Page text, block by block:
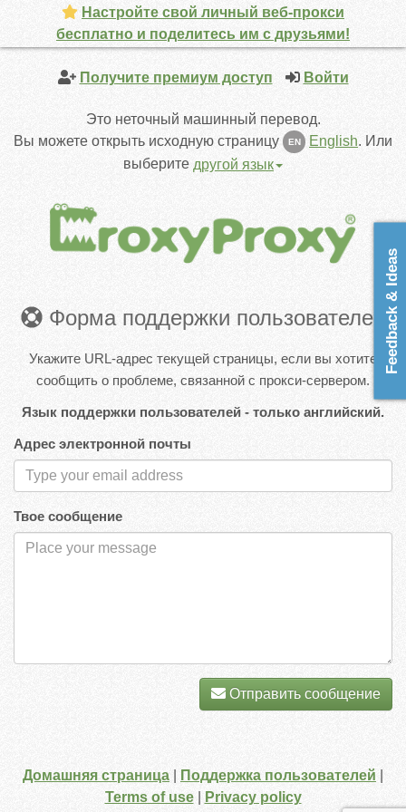
Получите премиум доступ Войти
Это неточный машинный перевод.
Вы можете открыть исходную страницу
EN English. Или
выберите другой язык
Форма поддержки пользователей
Укажите URL-адрес текущей страницы, если вы хотите
сообщить о проблеме, связанной с прокси-сервером.
Язык поддержки пользователей - только английский.
Адрес электронной почты
Твое сообщение
Отправить сообщение
Домашняя страница Поддержка пользователей
Terms of use| Privacy policy
Feedback & Ideas
Настройте свой личный веб-прокси
бесплатно и поделитесь им с друзьями!